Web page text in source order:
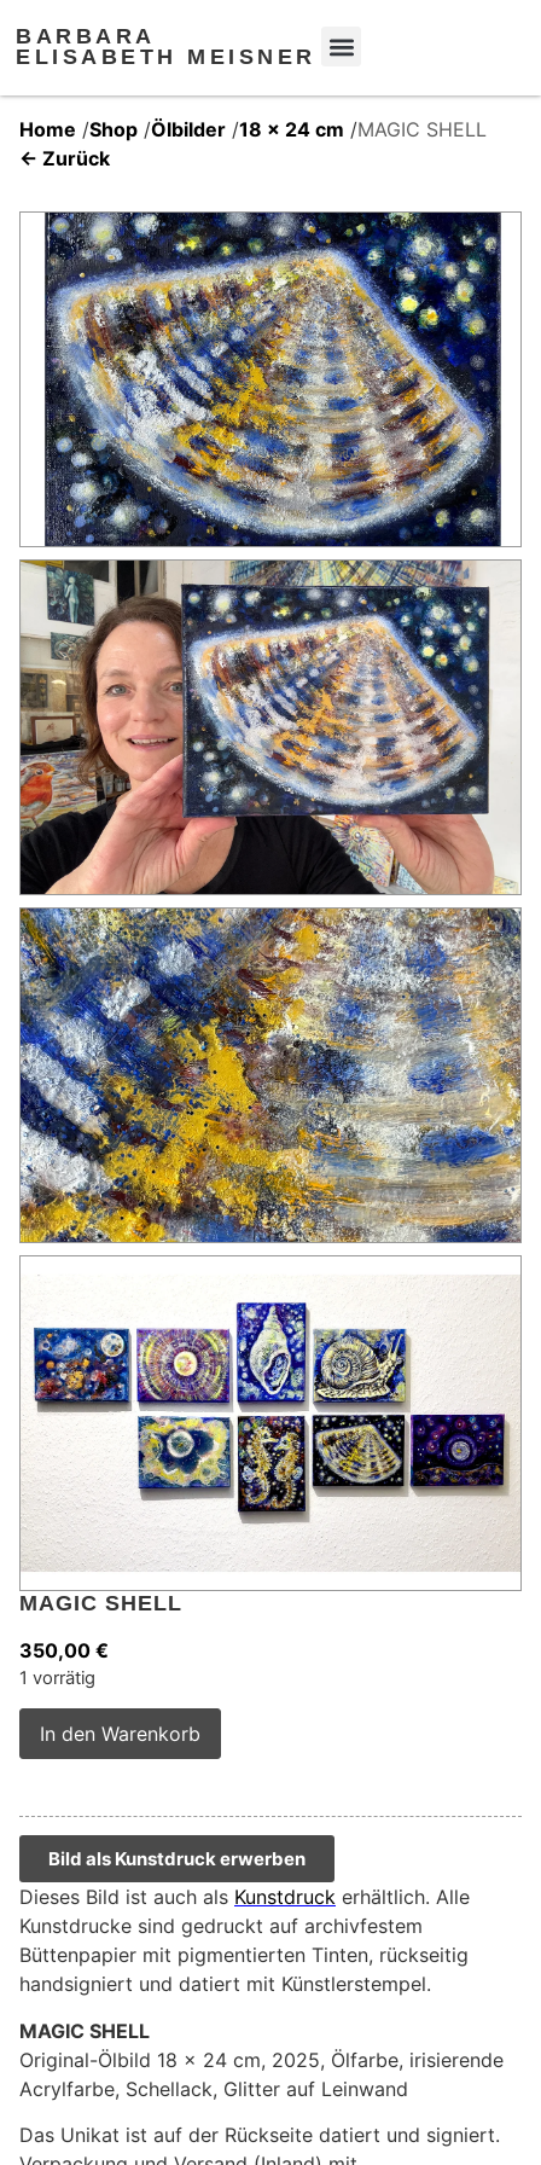
BARBARA
ELISABETH MEISNER
Home /Shop /Ölbilder /18 x 24 cm /MAGIC SHELL
← Zurück
MAGIC SHELL
350,00 €
1 vorrätig
In den Warenkorb
Bild als Kunstdruck erwerben
Dieses Bild ist auch als Kunstdruck erhältlich. Alle
Kunstdrucke sind gedruckt auf archivfestem
Büttenpapier mit pigmentierten Tinten, rückseitig
handsigniert und datiert mit Künstlerstempel.
MAGIC SHELL
Original-Ölbild 18 x 24 cm, 2025, Ölfarbe, irisierende
Acrylfarbe, Schellack, Glitter auf Leinwand
Das Unikat ist auf der Rückseite datiert und signiert.